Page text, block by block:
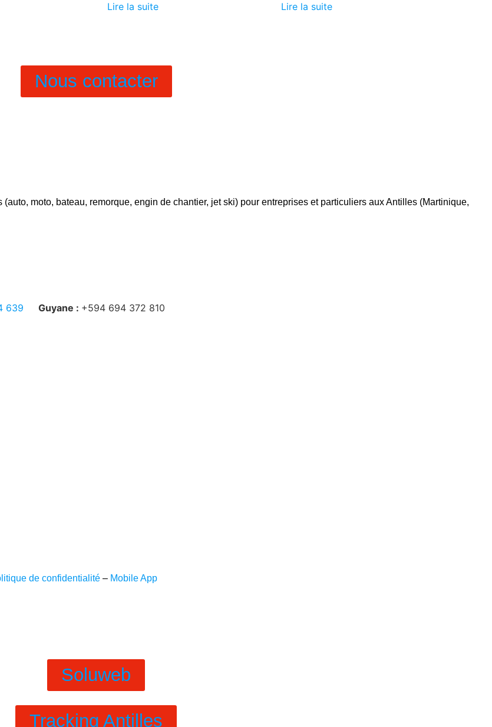
Lire la suite Lire la suite
Nous contacter
(auto, moto, bateau, remorque, engin de chantier, jet ski) pour entreprises et particuliers aux Antilles (Martinique,
639 Guyane : +594 694 372 810
de confidentialité – Mobile App
Soluweb
Tracking Antilles